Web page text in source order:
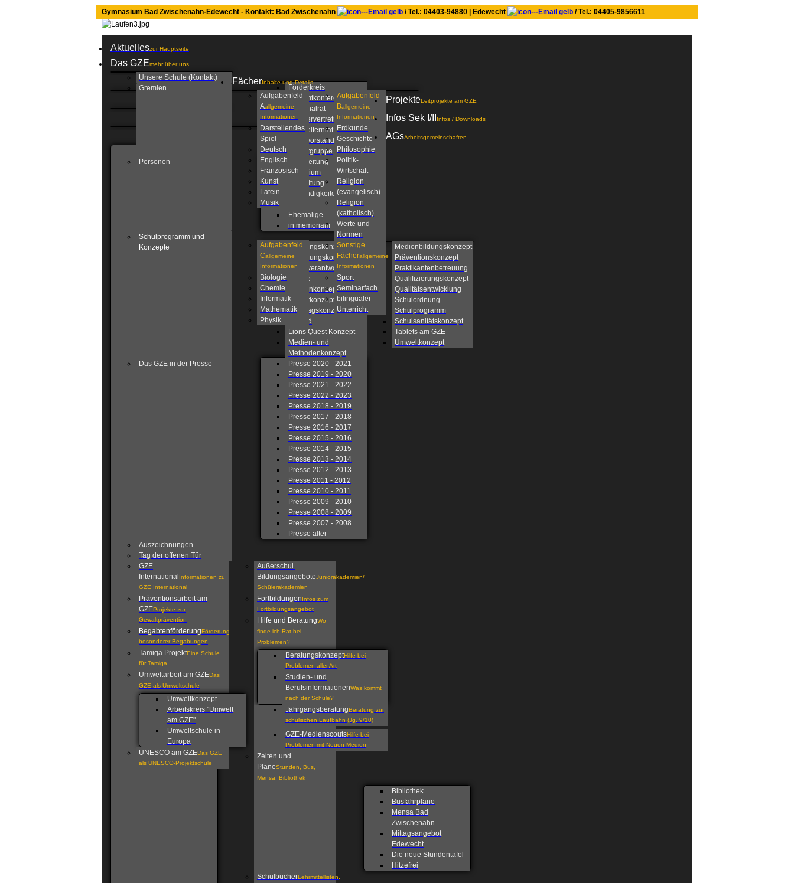
Gymnasium Bad Zwischenahn-Edewecht - Kontakt: Bad Zwischenahn / Tel.: 04403-94880 | Edewecht / Tel.: 04405-9856611
Aktuelleszur Hauptseite
Das GZEmehr über uns
Unsere Schule (Kontakt)
Gremien
Förderkreis
Gesamtkonferenz
Personalrat
Schülervertretung
Schulelternrat
Schulvorstand
Steuergruppe
Personen
Schulleitung
Kollegium
Verwaltung
Zuständigkeiten am
Ehemalige
in memoriam
Schulprogramm und
Konzepte
Beratungskonzept
Betreuungskonzept
Eigenverantwortliche
Schule
Fahrtenkonzept
Förderkonzept
Ganztagskonzept
Leitbild
Lions Quest Konzept
Medien- und
Methodenkonzept
Medienbildungskonzept
Präventionskonzept
Praktikantenbetreuung
Qualifizierungskonzept
Qualitätsentwicklung
Schulordnung
Schulprogramm
Schulsanitätskonzept
Tablets am GZE
Umweltkonzept
Das GZE in der Presse
Presse 2020 - 2021
Presse 2019 - 2020
Presse 2021 - 2022
Presse 2022 - 2023
Presse 2018 - 2019
Presse 2017 - 2018
Presse 2016 - 2017
Presse 2015 - 2016
Presse 2014 - 2015
Presse 2013 - 2014
Presse 2012 - 2013
Presse 2011 - 2012
Presse 2010 - 2011
Presse 2009 - 2010
Presse 2008 - 2009
Presse 2007 - 2008
Presse älter
Auszeichnungen
Tag der offenen Tür
FächerInhalte und Details
Aufgabenfeld
Aallgemeine
Informationen
Darstellendes
Spiel
Deutsch
Englisch
Französisch
Kunst
Latein
Musik
Aufgabenfeld
Ballgemeine
Informationen
Erdkunde
Geschichte
Philosophie
Politik-
Wirtschaft
Religion
(evangelisch)
Religion
(katholisch)
Werte und
Normen
Aufgabenfeld
Callgemeine
Informationen
Biologie
Chemie
Informatik
Mathematik
Physik
Sonstige
Fächerallgemeine
Informationen
Sport
Seminarfach
bilingualer
Unterricht
ProjekteLeitprojekte am GZE
GZE
International Informationen zu
GZE International
Präventionsarbeit am
GZEProjekte zur
Gewaltprävention
BegabtenförderungFörderung
besonderer Begabungen
Tamiga ProjektEine Schule
für Tamiga
Umweltarbeit am GZEDas
GZE als Umweltschule
Umweltkonzept
Arbeitskreis "Umwelt
am GZE"
Umweltschule in
Europa
UNESCO am GZEDas GZE
als UNESCO-Projektschule
Infos Sek I/II Infos / Downloads
Außerschul.
BildungsangeboteJuniorakademien/
Schülerakademien
FortbildungenInfos zum
Fortbildungsangebot
Hilfe und BeratungWo
finde ich Rat bei
Problemen?
BeratungskonzeptHilfe bei
Problemen aller Art
Studien- und
BerufsinformationenWas kommt
nach der Schule?
JahrgangsberatungBeratung zur
schulischen Laufbahn (Jg. 9/10)
GZE-MedienscoutsHilfe bei
Problemen mit Neuen Medien
Zeiten und
PläneStunden, Bus,
Mensa, Bibliothek
Bibliothek
Busfahrpläne
Mensa Bad
Zwischenahn
Mittagsangebot
Edewecht
Die neue Stundentafel
Hitzefrei
SchulbücherLehrmittellisten,
AGsArbeitsgemeinschaften